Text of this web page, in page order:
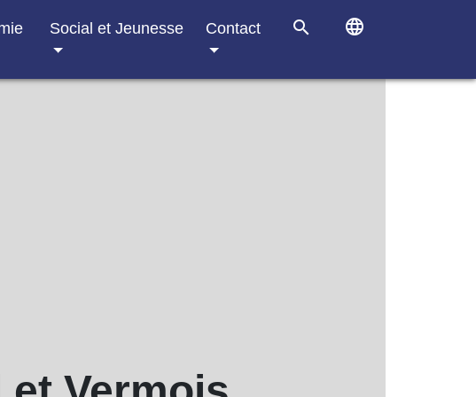
Social et Jeunesse Contact search language